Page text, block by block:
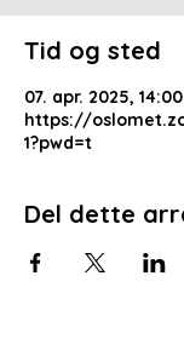
Tid og sted
07. apr. 2025,
https://
1?pwd=t
Del dette